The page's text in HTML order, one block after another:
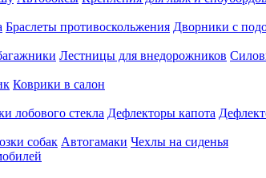
Браслеты противоскольжения Дворники с
Лестницы для внедорожников
Коврики в салон
лобового стекла Дефлекторы капота
собак Автогамаки Чехлы на сиденья